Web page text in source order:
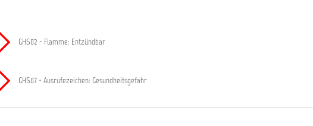
GHS02 - Flamme: Entzündbar
GHS07 - Ausrufezeichen: Gesundheitsgefahr